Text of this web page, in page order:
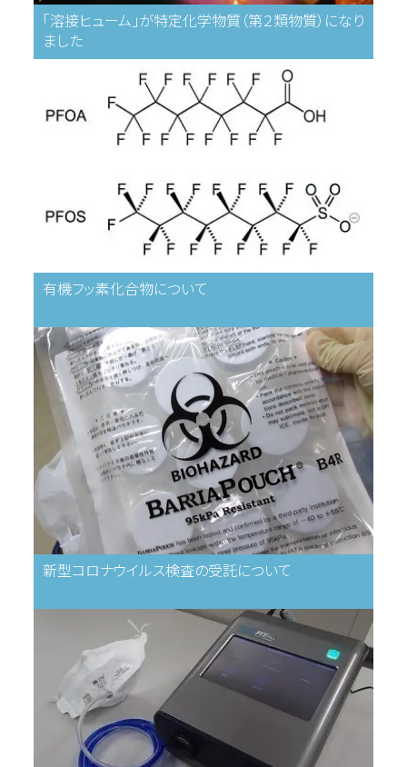
「溶接ヒューム」が特定化学物質（第２類物質）になり
ました
有機フッ素化合物について
新型コロナウイルス検査の受託について